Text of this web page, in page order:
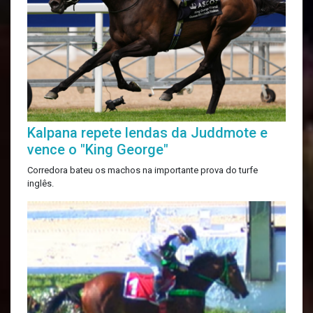
Kalpana repete lendas da Juddmote e
vence o "King George"
Corredora bateu os machos na importante prova do turfe
inglês.